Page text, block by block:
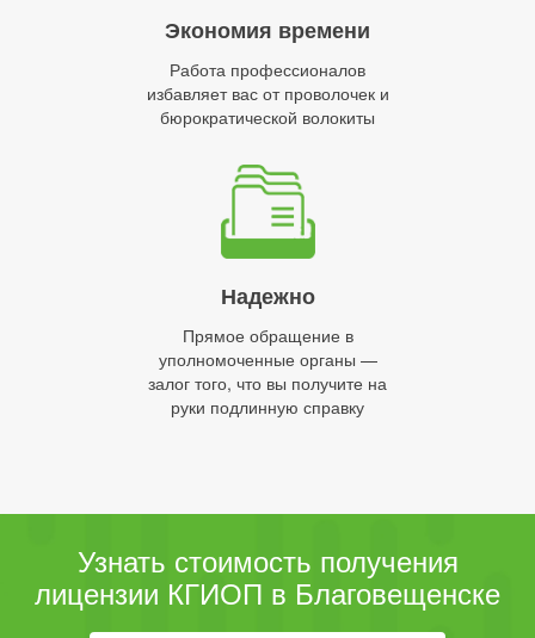
Экономия времени
Работа профессионалов
избавляет вас от проволочек и
бюрократической волокиты
Надежно
Прямое обращение в
уполномоченные органы —
залог того, что вы получите на
руки подлинную справку
Узнать стоимость получения
лицензии КГИОП в Благовещенске